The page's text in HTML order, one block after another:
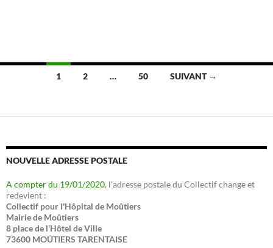
Navigation
articles
1 2 … 50 SUIVANT →
NOUVELLE ADRESSE POSTALE
A compter du 19/01/2020, l'adresse postale du Collectif change et
redevient :
Collectif pour l'Hôpital de Moûtiers
Mairie de Moûtiers
8 place de l'Hôtel de Ville
73600 MOÛTIERS TARENTAISE